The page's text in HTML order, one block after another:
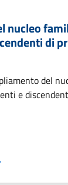
nucleo
di
del
e